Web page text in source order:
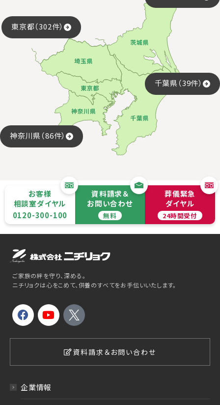
東京都（302件）
千葉県（39件）
神奈川県（86件）
お客様
相談室ダイヤル
0120-300-100
資料請求＆
お問い合わせ
無料
葬儀緊急
ダイヤル
24時間受付
ご家族の絆を守り、深める。
ニチリョクは心をこめて、供養のすべてをお手伝いいたします。
資料請求＆お問い合わせ
企業情報